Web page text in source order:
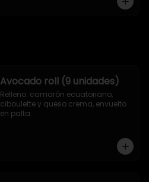
Avocado roll (9 unidades)
Relleno: camarón ecuatoriano,
ciboulette y queso crema, envuelto
en palta.